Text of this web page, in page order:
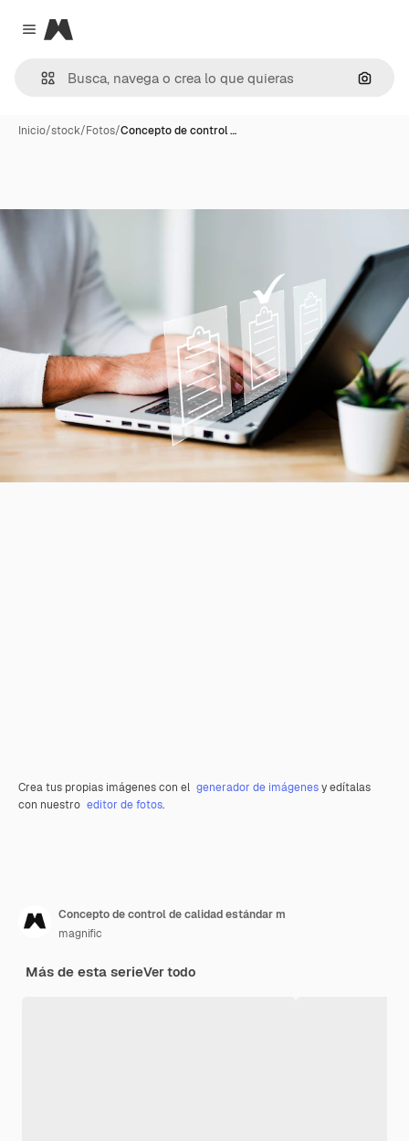
Close menu
Magnific
Inicio/stock/Fotos/Concepto de control …
Crea tus propias imágenes con el generador de imágenesy edítalas
con nuestro editor de fotos.
Concepto de control de calidad estándar m
magnific
Más de esta serieVer todo